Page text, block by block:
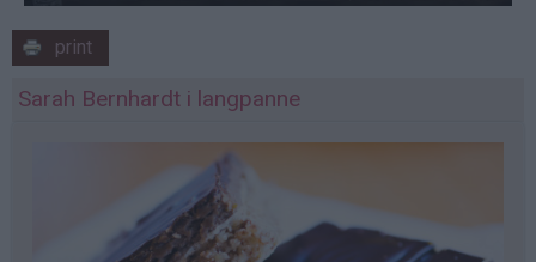
print
Sarah Bernhardt i langpanne